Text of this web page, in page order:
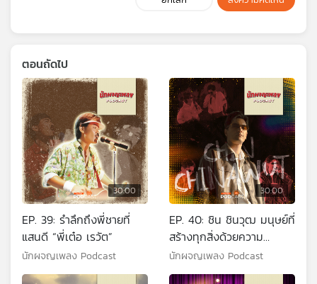
ตอนถัดไป
30:00
EP. 39: รำลึกถึงพี่ชายที่
แสนดี “พี่เต๋อ เรวัต”
นักผจญเพลง Podcast
30:00
EP. 40: ชิน ชินวุฒ มนุษย์ที่
สร้างทุกสิ่งด้วยความ
พยายาม
นักผจญเพลง Podcast